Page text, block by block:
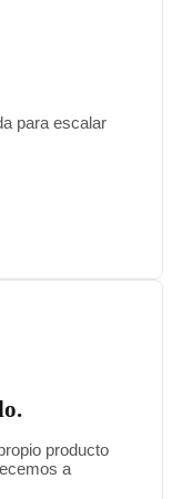
para escalar
producto
a